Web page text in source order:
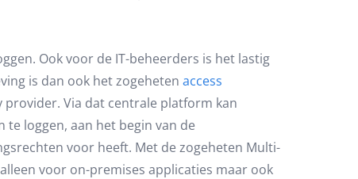
Ook voor de IT-beheerders is het lastig
is dan ook het zogeheten access
Via dat centrale platform kan
te loggen, aan het begin van de
voor heeft. Met de zogeheten Multi-
voor on-premises applicaties maar ook